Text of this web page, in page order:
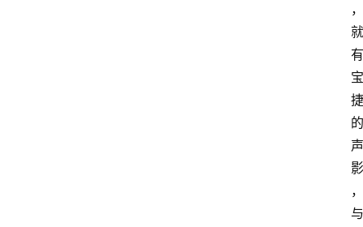
，
就
有
宝
捷
的
声
影
，
与